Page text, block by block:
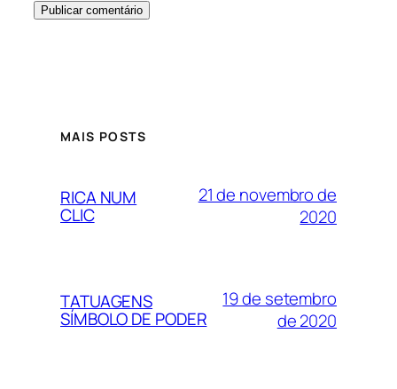
MAIS POSTS
RICA NUM
CLIC
21 de novembro de
2020
TATUAGENS
SÍMBOLO DE PODER
19 de setembro
de 2020